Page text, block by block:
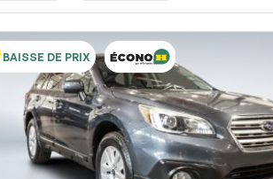
BAISSE DE PRIX